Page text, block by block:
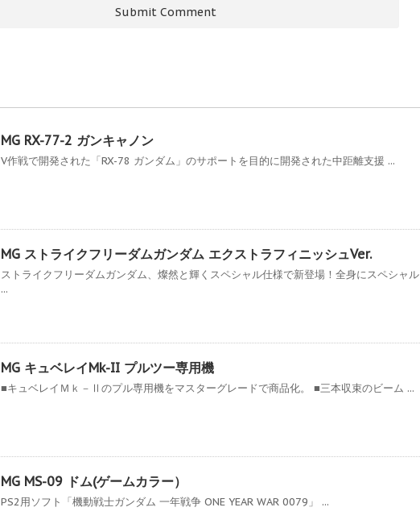
MG RX-77-2 ガンキャノン
V作戦で開発された「RX-78 ガンダム」のサポートを目的に開発された中距離支援 ...
MG ストライクフリーダムガンダム エクストラフィニッシュVer.
ストライクフリーダムガンダム、燦然と輝くスペシャル仕様で新登場！全身にスペシャル
...
MG キュベレイMk-II プルツー専用機
■キュベレイＭｋ－Ⅱのプル専用機をマスターグレードで商品化。 ■三本収束のビーム ...
MG MS-09 ドム(ゲームカラー）
PS2用ソフト「機動戦士ガンダム 一年戦争 ONE YEAR WAR 0079」 ...